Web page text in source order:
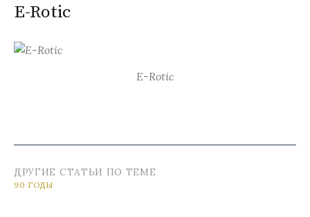
E-Rotic
E-Rotic
ДРУГИЕ СТАТЬИ ПО ТЕМЕ
90 ГОДЫ